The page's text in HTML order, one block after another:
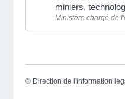
miniers,
Ministère chargé de
© Direction de l'information